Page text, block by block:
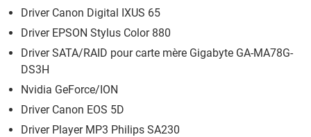
Driver Canon Digital IXUS 65
Driver EPSON Stylus Color 880
Driver SATA/RAID pour carte mère Gigabyte GA-MA78G-
DS3H
Nvidia GeForce/ION
Driver Canon EOS 5D
Driver Player MP3 Philips SA230